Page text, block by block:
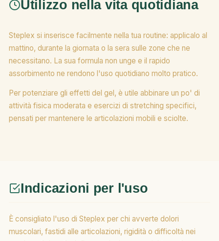
Utilizzo nella vita quotidiana
Steplex si inserisce facilmente nella tua routine: applicalo al
mattino, durante la giornata o la sera sulle zone che ne
necessitano. La sua formula non unge e il rapido
assorbimento ne rendono l'uso quotidiano molto pratico.
Per potenziare gli effetti del gel, è utile abbinare un po' di
attività fisica moderata e esercizi di stretching specifici,
pensati per mantenere le articolazioni mobili e sciolte.
Indicazioni per l'uso
È consigliato l'uso di Steplex per chi avverte dolori
muscolari, fastidi alle articolazioni, rigidità o difficoltà nei